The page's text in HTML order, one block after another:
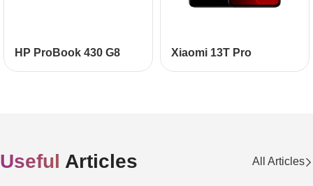
НР ProBook 430 G8 Xiaomi 13T Pro
Useful Articles All Articles